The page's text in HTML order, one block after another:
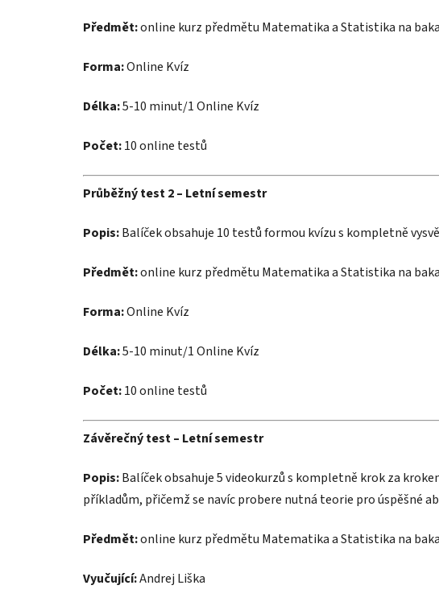
Předmět:online kurz předmětu Matematika a Statistika na
Forma:Online Kvíz
Délka:5-10 minut/1 Online Kvíz
Počet:10 online testů
Průběžný test 2 – Letní semestr
Popis:Balíček obsahuje 10 testů formou kvízu s kompletně
Předmět:online kurz předmětu Matematika a Statistika na
Forma:Online Kvíz
Délka:5-10 minut/1 Online Kvíz
Počet:10 online testů
Závěrečný test – Letní semestr
Popis:Balíček obsahuje 5 videokurzů s kompletně krok za
příkladům, přičemž se navíc probere nutná teorie pro úspěšné
Předmět:online kurz předmětu Matematika a Statistika na
Vyučující:Andrej Liška